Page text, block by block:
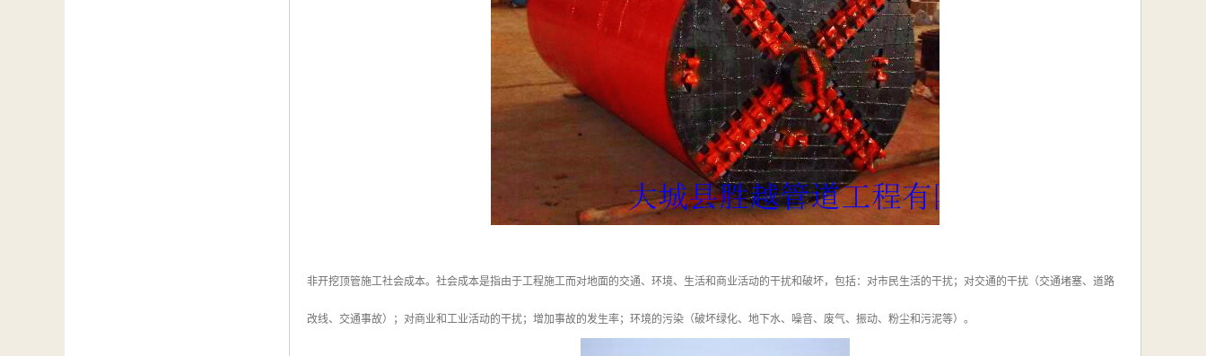
非开挖顶管施工社会成本。社会成本是指由于工程施工而对地面的交通、环境、生活和商业活动的干扰和破坏，包括：对市民生活的干扰；对交通的干扰（交通堵塞、道路
改线、交通事故）；对商业和工业活动的干扰；增加事故的发生率；环境的污染（破坏绿化、地下水、噪音、废气、振动、粉尘和污泥等）。